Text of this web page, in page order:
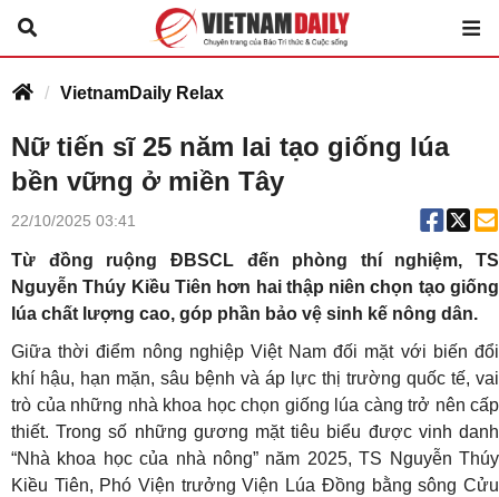
VietnamDaily Relax
Nữ tiến sĩ 25 năm lai tạo giống lúa
bền vững ở miền Tây
22/10/2025 03:41
Từ đồng ruộng ĐBSCL đến phòng thí nghiệm, TS
Nguyễn Thúy Kiều Tiên hơn hai thập niên chọn tạo giống
lúa chất lượng cao, góp phần bảo vệ sinh kế nông dân.
Giữa thời điểm nông nghiệp Việt Nam đối mặt với biến đổi
khí hậu, hạn mặn, sâu bệnh và áp lực thị trường quốc tế, vai
trò của những nhà khoa học chọn giống lúa càng trở nên cấp
thiết. Trong số những gương mặt tiêu biểu được vinh danh
“Nhà khoa học của nhà nông” năm 2025, TS Nguyễn Thúy
Kiều Tiên, Phó Viện trưởng Viện Lúa Đồng bằng sông Cửu